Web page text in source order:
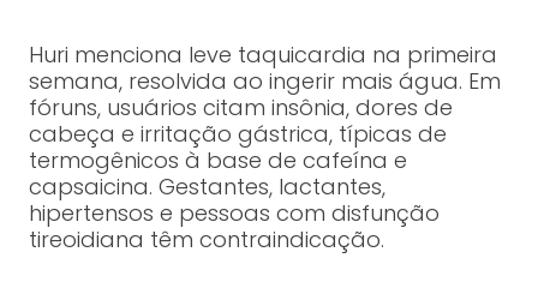
Huri menciona leve taquicardia na primeira
semana, resolvida ao ingerir mais água. Em
fóruns, usuários citam insônia, dores de
cabeça e irritação gástrica, típicas de
termogênicos à base de cafeína e
capsaicina. Gestantes, lactantes,
hipertensos e pessoas com disfunção
tireoidiana têm contraindicação.